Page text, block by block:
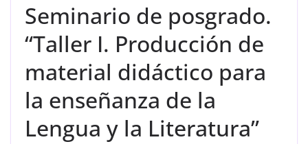
Seminario de posgrado.
“Taller I. Producción de
material didáctico para
la enseñanza de la
Lengua y la Literatura”